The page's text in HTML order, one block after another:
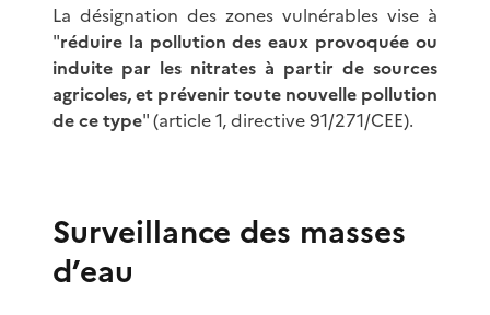
La désignation des zones vulnérables vise à
"réduire la pollution des eaux provoquée ou
induite par les nitrates à partir de sources
agricoles, et prévenir toute nouvelle pollution
de ce type" (article 1, directive 91/271/CEE).
Surveillance des masses
d’eau